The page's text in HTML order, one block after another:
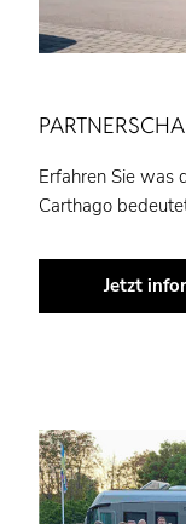
Erfahren Sie was
Carthago
Jetzt